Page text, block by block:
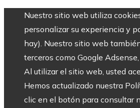
Nuestro sitio web utiliza
personalizar su experiencia y
hay). Nuestro sitio web
terceros como Google
Al utilizar el sitio web, usted
Hemos actualizado nuestra
clic en el botón para consultar